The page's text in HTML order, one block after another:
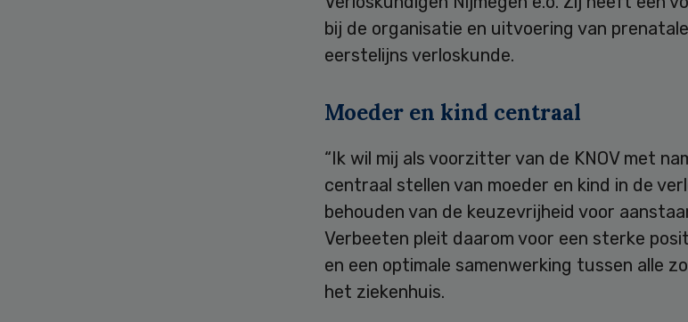
bij de organisatie en uitvoering van
eerstelijns verloskunde.
Moeder en kind centraal
“Ik wil mij als voorzitter van de KNOVmet
centraal stellen van moeder en kind in de
behouden van de keuzevrijheid voor
Verbeeten pleit daarom voor een sterke
en een optimale samenwerking tussen alle
het ziekenhuis.